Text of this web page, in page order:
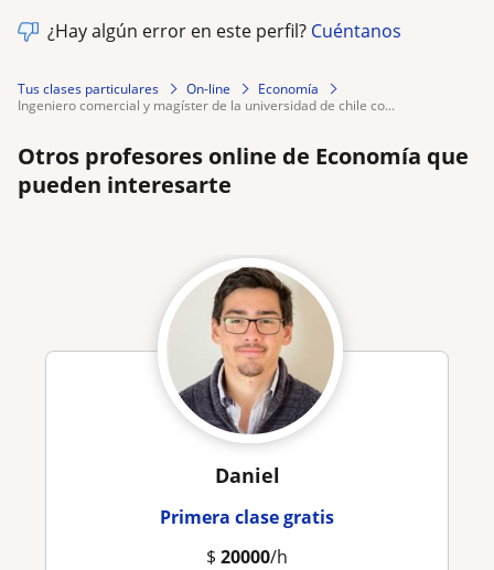
¿Hay algún error en este perfil? Cuéntanos
Tus clases particulares On-line
Economía
ingeniero comercial y magíster de la universidad de chile co...
Otros profesores online de Economía que
pueden interesarte
Daniel
Primera clase gratis
$ 20000/h